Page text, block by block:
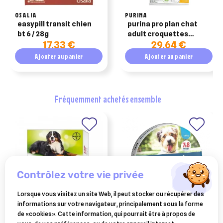
OSALIA
easypill transit chien
bt 6 / 28g
17,33 €
Ajouter au panier
PURINA
purina pro plan chat
adult croquettes
original optirenal
poulet 3kg
29,64 €
Ajouter au panier
fréquemment achetés ensemble
VÉTOQUINOL
drontal xl 2 comprimés
ELANCO ANIMAL
seresto collier anti
contrôlez votre vie privée
Lorsque vous visitez un site Web, il peut stocker ou récupérer des
informations sur votre navigateur, principalement sous la forme
de «cookies». Cette information, qui pourrait être à propos de